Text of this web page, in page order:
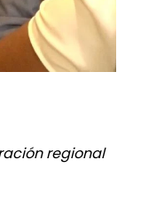
regional